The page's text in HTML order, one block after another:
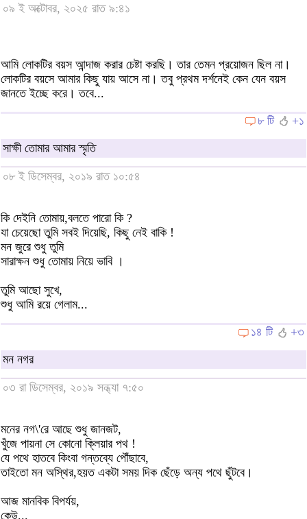
০৯ ই অক্টোবর, ২০২৫ রাত ৯:৪১
আমি লোকটির বয়স আন্দাজ করার চেষ্টা করছি। তার তেমন প্রয়োজন ছিল না।
লোকটির বয়সে আমার কিছু যায় আসে না। তবু প্রথম দর্শনেই কেন যেন বয়স
জানতে ইচ্ছে করে। তবে...
৮ টি
+১
সাক্ষী তোমার আমার স্মৃতি
০৮ ই ডিসেম্বর, ২০১৯ রাত ১০:৫৪
কি দেইনি তোমায়,বলতে পারো কি ?
যা চেয়েছো তুমি সবই দিয়েছি, কিছু নেই বাকি !
মন জুরে শুধু তুমি
সারাক্ষন শুধু তোমায় নিয়ে ভাবি ।
তুমি আছো সুখে,
শুধু আমি রয়ে গেলাম...
১৪ টি
+৩
মন নগর
০৩ রা ডিসেম্বর, ২০১৯ সন্ধ্যা ৭:৫০
মনের নগ\'রে আছে শুধু জানজট,
খুঁজে পায়না সে কোনো ক্লিয়ার পথ !
যে পথে হাতবে কিংবা গন্তব্যে পৌঁছাবে,
তাইতো মন অস্থির,হয়ত একটা সময় দিক ছেঁড়ে অন্য পথে ছুঁটবে।
আজ মানবিক বিপর্যয়,
কেউ...